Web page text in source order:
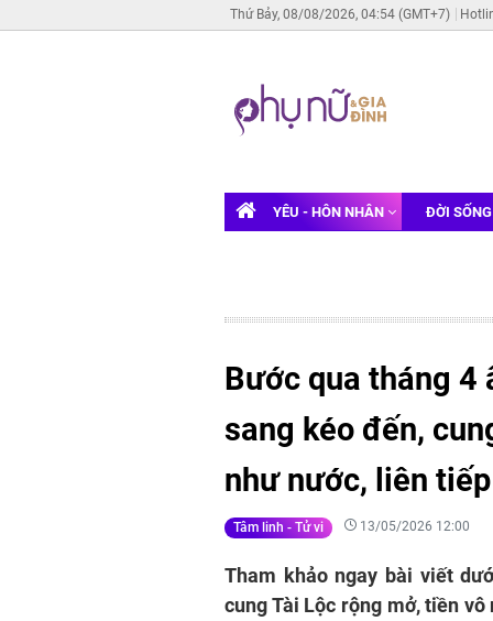
Thứ Bảy, 08/08/2026, 04:54 (GMT+7)
YÊU - HÔN NHÂN ĐỜI
Bước qua tháng 4
sang kéo đến,
như nước, liên
Tâm linh - Tử vi 13/05/2026 12:00
Tham khảo ngay bài viết
cung Tài Lộc rộng mở, tiền